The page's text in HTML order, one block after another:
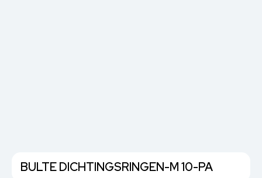
BULTE DICHTINGSRINGEN-M 10-PA